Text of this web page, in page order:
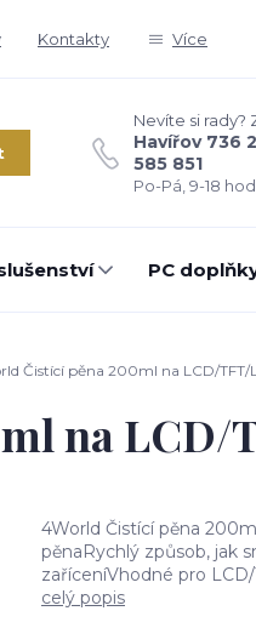
Kontakty Více
Nevíte si rady?
Havířov 736
585 851
Po-Pá, 9-18
PC
Čistící pěna 200ml na LCD/TFT/
na LCD/
4World Čistící pěna
pěnaRychlý způsob, jak
zaříceníVhodné pro
celý popis